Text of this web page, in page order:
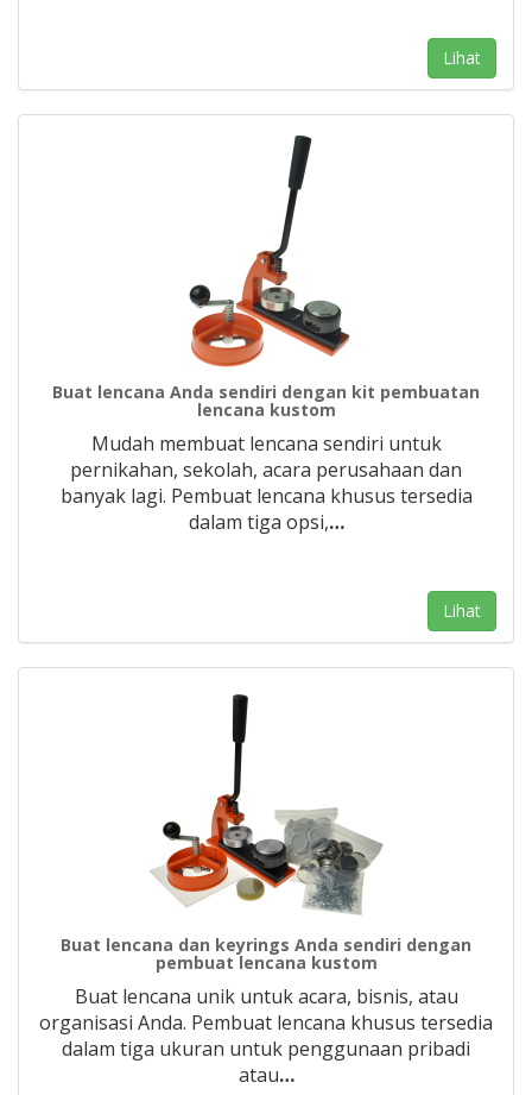
Lihat
Buat lencana Anda sendiri dengan kit pembuatan
lencana kustom
Mudah membuat lencana sendiri untuk
pernikahan, sekolah, acara perusahaan dan
banyak lagi. Pembuat lencana khusus tersedia
dalam tiga opsi,…
Lihat
Buat lencana dan keyrings Anda sendiri dengan
pembuat lencana kustom
Buat lencana unik untuk acara, bisnis, atau
organisasi Anda. Pembuat lencana khusus tersedia
dalam tiga ukuran untuk penggunaan pribadi
atau…